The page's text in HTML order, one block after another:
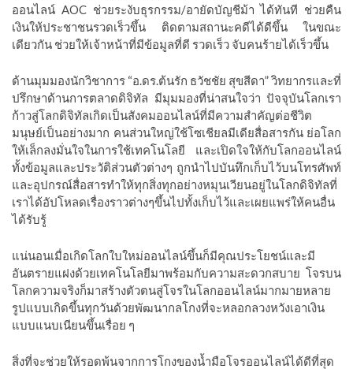
ออนไลน์ AOC ช่วยระงับธุรกรรม/อายัดบัญชีม้า ได้ทันที ช่วยคืน
เงินให้ประชาชนรวดเร็วขึ้น ติดตามสถานะคดีได้ดีขึ้น ในขณะ
เดียวกัน ช่วยให้เจ้าหน้าที่มีข้อมูลที่ดี รวดเร็ว จับคนร้ายได้เร็วขึ้น
ด้านมุมมองนักวิชาการ “อ.ดร.ต้นรัก ธวัชชัย สุขสีดา” วิทยากรและที่
ปรึกษาด้านการตลาดดิจิทัล มีมุมมองที่น่าสนใจว่า ปัจจุบันโลกเรา
ก้าวสู่โลกดิจิทัลเกิดเป็นสังคมออนไลน์ที่มีความสำคัญต่อชีวิต
มนุษย์เป็นอย่างมาก คนส่วนใหญ่ใช้โซเชียลมีเดียสื่อสารกัน ย่อโลก
ให้เล็กลงมั่นใจในการใช้เทคโนโลยี และเปิดใจให้กับโลกออนไลน์
ทั้งข้อมูลและประวัติส่วนตัวต่างๆ ถูกนำไปบันทึกเก็บไว้บนโทรศัพท์
และอุปกรณ์สื่อสารทำให้ทุกสิ่งทุกอย่างหมุนเวียนอยู่ในโลกดิจิทัลที่
เราได้อัปโหลดเรื่องราวต่างๆขึ้นไปทั้งเก็บไว้และเผยแพร่ให้คนอื่น
ได้รับรู้
แน่นอนเมื่อเกิดโลกใบใหม่ออนไลน์ขึ้นก็มีคุณประโยชน์และมี
อันตรายแฝงด้วยเทคโนโลยีมาพร้อมกับความสะดวกสบาย โจรบน
โลกความจริงก็มาสร้างตัวตนสู่โจรในโลกออนไลน์มากมายหลาย
รูปแบบเกิดขึ้นทุกวันด้วยพัฒนากลโกงที่จะหลอกลวงหวังเอาเงิน
แบบแนบเนียนขึ้นเรื่อย ๆ
สิ่งที่จะช่วยให้รอดพ้นจากการโกงของน้ำมือโจรออนไลน์ได้ดีที่สุด